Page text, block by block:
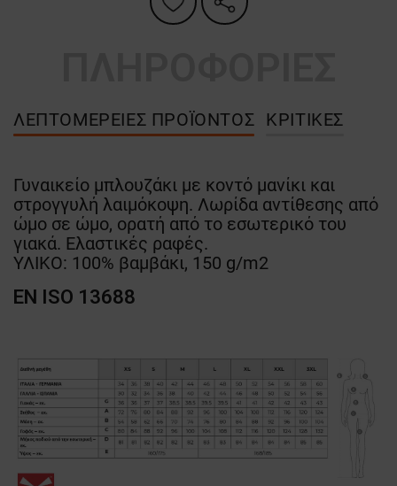
ΛΕΠΤΟΜΈΡΕΙΕΣ ΠΡΟΪΌΝΤΟΣ ΚΡΙΤΙΚΈΣ
Γυναικείο μπλουζάκι με κοντό μανίκι και
στρογγυλή λαιμόκοψη. Λωρίδα αντίθεσης από
ώμο σε ώμο, ορατή από το εσωτερικό του
γιακά. Ελαστικές ραφές.
ΥΛΙΚΟ: 100% βαμβάκι, 150 g/m2
EN ISO 13688